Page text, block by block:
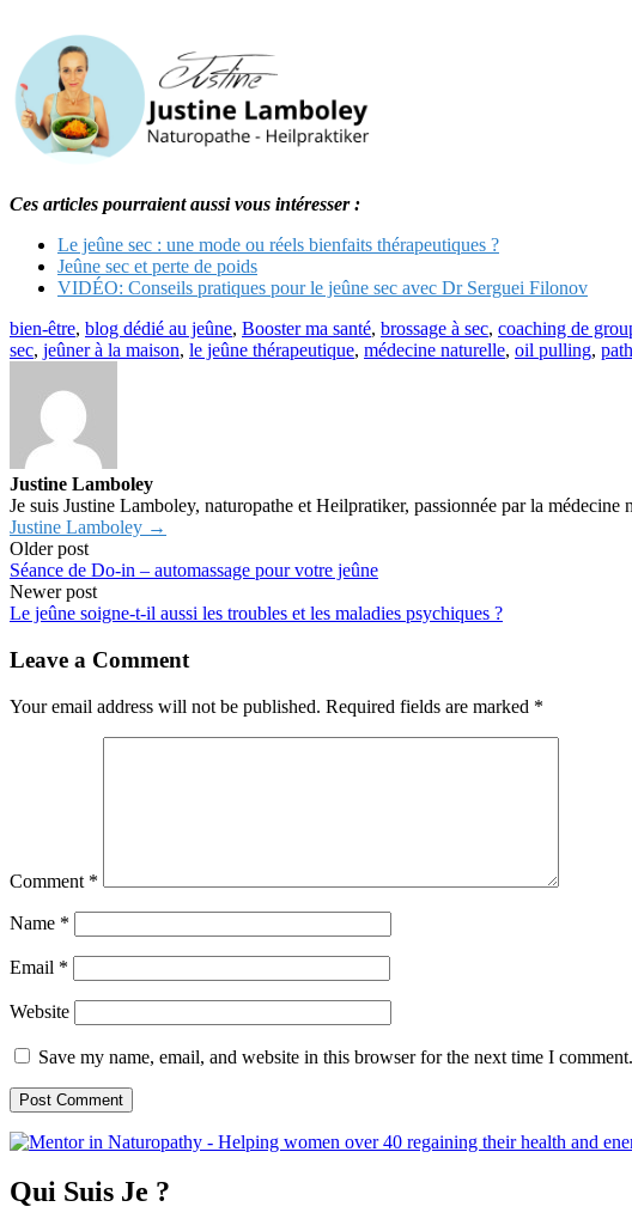
Ces articles pourraient aussi vous intéresser :
Le jeûne sec : une mode ou réels bienfaits thérapeutiques ?
Jeûne sec et perte de poids
VIDÉO: Conseils pratiques pour le jeûne sec avec Dr Serguei Filonov
bien-être, blog dédié au jeûne, Booster ma santé, brossage à sec, coaching de
sec, jeûner à la maison, le jeûne thérapeutique, médecine naturelle, oil pulling,
Justine Lamboley
Je suis Justine Lamboley, naturopathe et Heilpratiker, passionnée par la
Justine Lamboley →
Older post
Séance de Do-in – automassage pour votre jeûne
Newer post
Le jeûne soigne-t-il aussi les troubles et les maladies psychiques ?
Leave a Comment
Your email address will not be published. Required fields are marked *
Comment *
Name *
Email *
Website
Save my name, email, and website in this browser for the next time I comment.
Qui Suis Je ?